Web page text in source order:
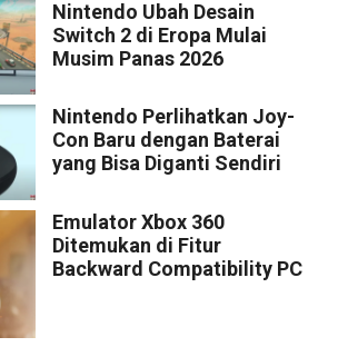
Nintendo Ubah Desain
Switch 2 di Eropa Mulai
Musim Panas 2026
Nintendo Perlihatkan Joy-
Con Baru dengan Baterai
yang Bisa Diganti Sendiri
Emulator Xbox 360
Ditemukan di Fitur
Backward Compatibility PC